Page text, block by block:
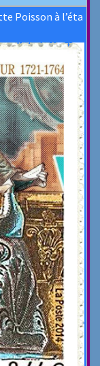
Poisson à l’éta